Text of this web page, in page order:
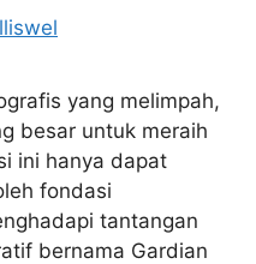
yang melimpah,
besar untuk meraih
ini hanya dapat
fondasi
tantangan
bernama Gardian